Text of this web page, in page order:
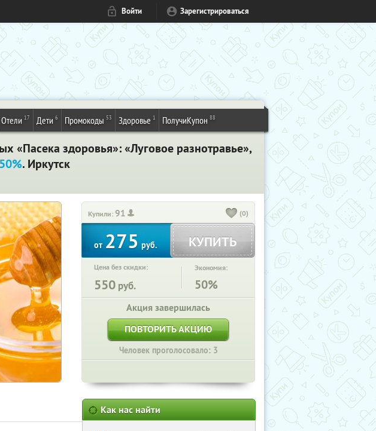
Войти Зарегистрироваться
Отели 17 Дети 6 Промокоды 53 Здоровье 1 ПолучиКупон 88
«Пасека здоровья»: «Луговое разнотравье»,
. Иркутск
Купили:91 (0)
от275руб. КУПИТЬ
Цена без скидки:
550 руб.
Экономия:
50%
Акция завершилась
ПОВТОРИТЬ АКЦИЮ
Человек проголосовало: 3
Как нас найти